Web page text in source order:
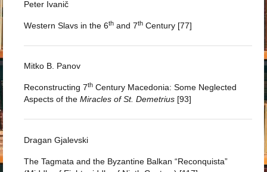
Peter Ivanič
Western Slavs in the 6th and 7th Century [77]
Mitko B. Panov
Reconstructing 7th Century Macedonia: Some Neglected
Aspects of the Miracles of St. Demetrius [93]
Dragan Gjalevski
The Tagmata and the Byzantine Balkan “Reconquista”